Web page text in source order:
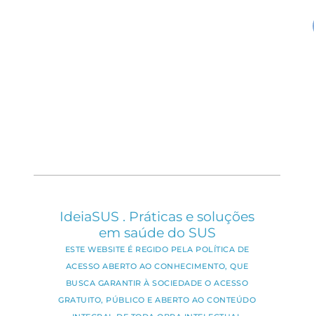
IdeiaSUS . Práticas e soluções
em saúde do SUS
ESTE WEBSITE É REGIDO PELA POLÍTICA DE
ACESSO ABERTO AO CONHECIMENTO, QUE
BUSCA GARANTIR À SOCIEDADE O ACESSO
GRATUITO, PÚBLICO E ABERTO AO CONTEÚDO